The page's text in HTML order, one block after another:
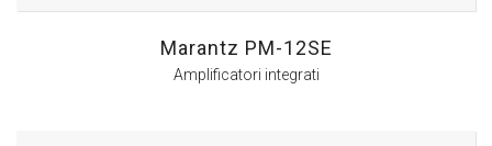
Marantz PM-12SE
Amplificatori integrati